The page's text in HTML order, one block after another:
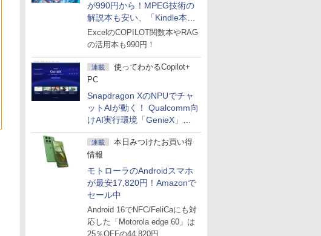
が990円から！MPEG技術の
解説本も安い、「Kindle本サ
マーセール」第2弾開始！
ExcelのCOPILOT関数本やRAG
の活用本も990円！
連載
使ってわかるCopilot+
PC
Snapdragon XのNPUでチャ
ットAIが動く！ Qualcomm向
けAI実行環境「GenieX」を
試してみた
連載
本日みつけたお買い得
情報
モトローラのAndroidスマホ
が最安17,820円！Amazonで
セール中
Android 16でNFC/FeliCaにも対
応した「Motorola edge 60」は
25％OFFの44,820円